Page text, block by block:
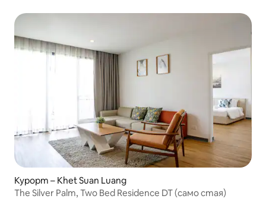
Курорт – Khet Suan Luang
The Silver Palm, Two Bed Residence DT (само стая)